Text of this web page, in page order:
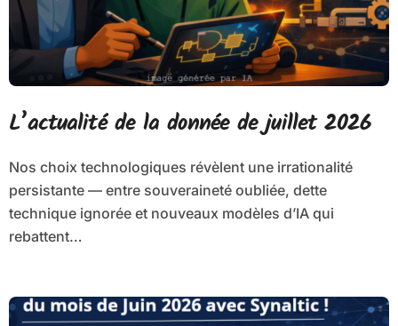
L’actualité de la donnée de juillet 2026
Nos choix technologiques révèlent une irrationalité
persistante — entre souveraineté oubliée, dette
technique ignorée et nouveaux modèles d’IA qui
rebattent…